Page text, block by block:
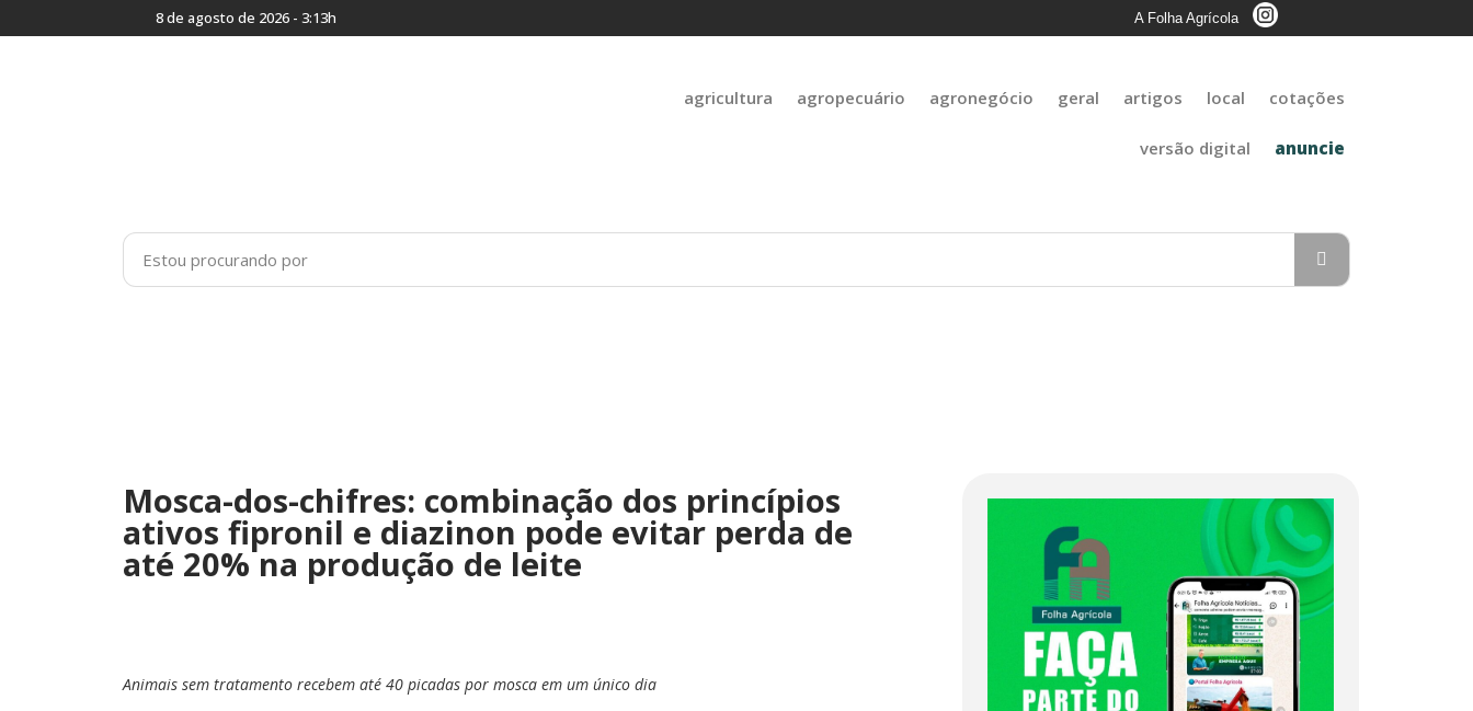
8 de agosto de 2026 - 3:13h A Folha Agrícola
agricultura agropecuário agronegócio geral artigos local cotações
versão digital anuncie
Mosca-dos-chifres: combinação dos princípios
ativos fipronil e diazinon pode evitar perda de
até 20% na produção de leite
Animais sem tratamento recebem até 40 picadas por mosca em um único dia